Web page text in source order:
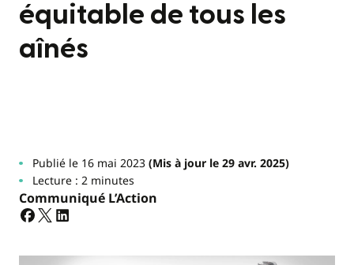
équitable de tous les
aînés
Publié le 16 mai 2023(Mis à jour le 29 avr. 2025)
Lecture : 2 minutes
Communiqué L’Action